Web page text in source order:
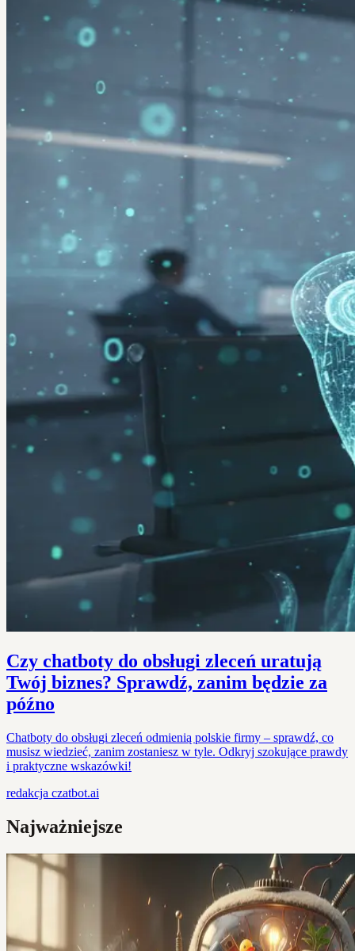
Czy chatboty do obsługi zleceń uratują
Twój biznes? Sprawdź, zanim będzie za
późno
Chatboty do obsługi zleceń odmienią polskie firmy – sprawdź, co
musisz wiedzieć, zanim zostaniesz w tyle. Odkryj szokujące prawdy
i praktyczne wskazówki!
redakcja czatbot.ai
Najważniejsze